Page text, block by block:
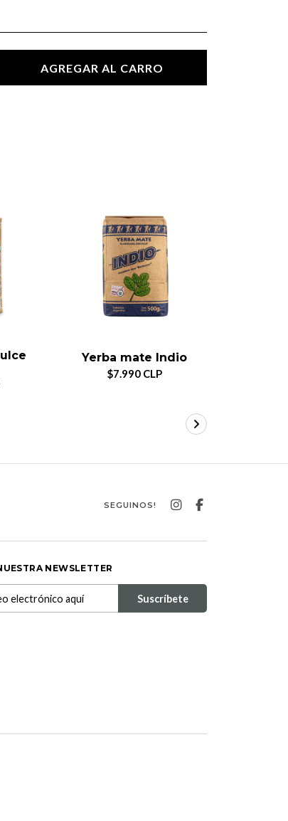
AGREGAR AL CARRO
Yerba mate Indio
$7.990 CLP
SEGUINOS!
NEWSLETTER